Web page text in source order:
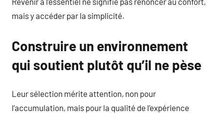
mais y accéder par la simplicité.
Construire un environnement
qui soutient plutôt qu’il ne pèse
Leur sélection mérite attention, non pour
l’accumulation, mais pour la qualité de l’expérience